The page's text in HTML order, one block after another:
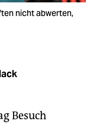
nicht abwerten,
Besuch